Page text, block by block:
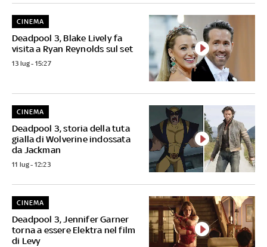
Deadpool 3, Blake Lively fa
visita a Ryan Reynolds sul set
CINEMA
13 lug - 15:27
Deadpool 3, storia della tuta
gialla di Wolverine indossata
da Jackman
CINEMA
11 lug - 12:23
Deadpool 3, Jennifer Garner
torna a essere Elektra nel film
di Levy
CINEMA